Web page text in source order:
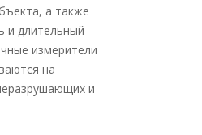
а также
и длительный
измерители
на
и